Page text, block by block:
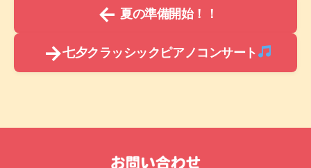
← 夏の準備開始！！
→七夕クラッシックピアノコンサート